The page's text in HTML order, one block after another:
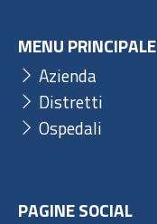
MENU PRINCIPALE
Azienda
Distretti
Ospedali
PAGINE SOCIAL